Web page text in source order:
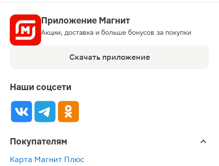
Приложение Магнит
Акции, доставка и больше бонусов за покупки
Скачать приложение
Наши соцсети
Покупателям
Карта Магнит Плюс